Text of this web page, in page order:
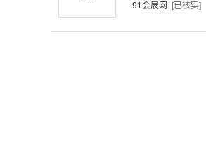
91会展网 [已核实]